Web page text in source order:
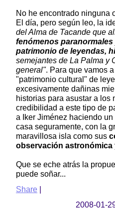
No he encontrado ninguna
El día, pero según leo, la
del Alma de Tacande que
fenómenos paranormales
patrimonio de leyendas,
semejantes de La Palma y
general". Para que vamos
"patrimonio cultural" de
excesivamente dañinas
historias para asustar a los
credibilidad a este tipo de
a Iker Jiménez haciendo
casa seguramente, con la
maravillosa isla como sus
observación astronómica
Que se eche atrás la
puede soñar...
Share |
2008-01-